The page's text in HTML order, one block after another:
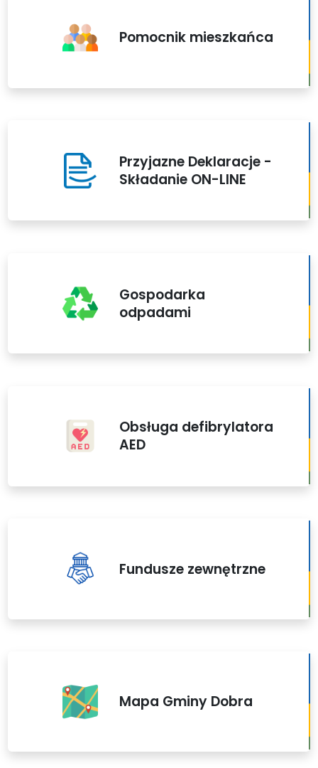
Pomocnik mieszkańca
Przyjazne Deklaracje -
Składanie ON-LINE
Gospodarka
odpadami
Obsługa defibrylatora
AED
Fundusze zewnętrzne
Mapa Gminy Dobra